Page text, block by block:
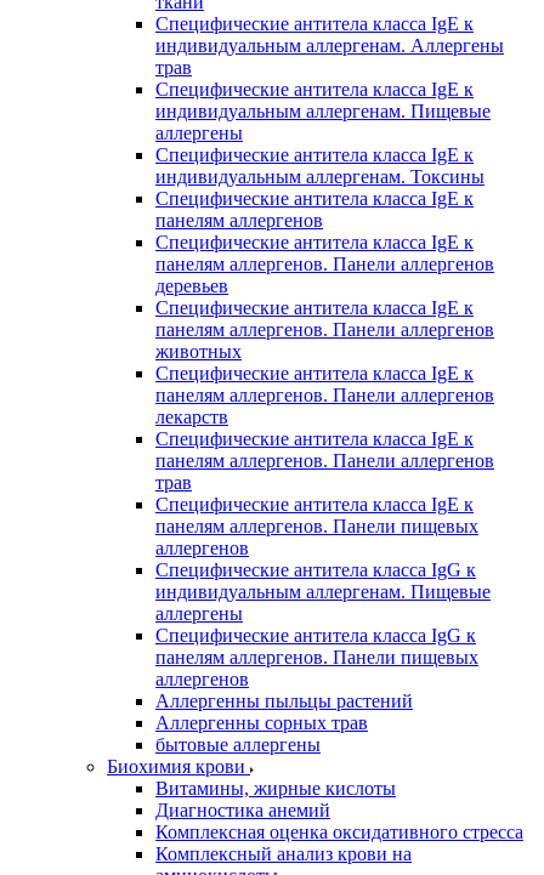
Специфические антитела класса IgE к
индивидуальным аллергенам. Аллергены
трав
Специфические антитела класса IgE к
индивидуальным аллергенам. Пищевые
аллергены
Специфические антитела класса IgE к
индивидуальным аллергенам. Токсины
Специфические антитела класса IgE к
панелям аллергенов
Специфические антитела класса IgE к
панелям аллергенов. Панели аллергенов
деревьев
Специфические антитела класса IgE к
панелям аллергенов. Панели аллергенов
животных
Специфические антитела класса IgE к
панелям аллергенов. Панели аллергенов
лекарств
Специфические антитела класса IgE к
панелям аллергенов. Панели аллергенов
трав
Специфические антитела класса IgE к
панелям аллергенов. Панели пищевых
аллергенов
Специфические антитела класса IgG к
индивидуальным аллергенам. Пищевые
аллергены
Специфические антитела класса IgG к
панелям аллергенов. Панели пищевых
аллергенов
Аллергенны пыльцы растений
Аллергенны сорных трав
бытовые аллергены
Биохимия крови
Витамины, жирные кислоты
Диагностика анемий
Комплексная оценка оксидативного стресса
Комплексный анализ крови на